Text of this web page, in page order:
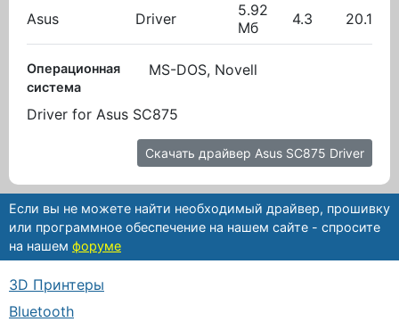
Asus Driver
5.92
Мб
4.3
Операционная
система
MS-DOS, Novell
Driver for Asus SC875
Скачать драйвер Asus SC875 Driver
Если вы не можете найти необходимый драйвер, прошивку
или программное обеспечение на нашем сайте - спросите
на нашем форуме
3D Принтеры
Bluetooth